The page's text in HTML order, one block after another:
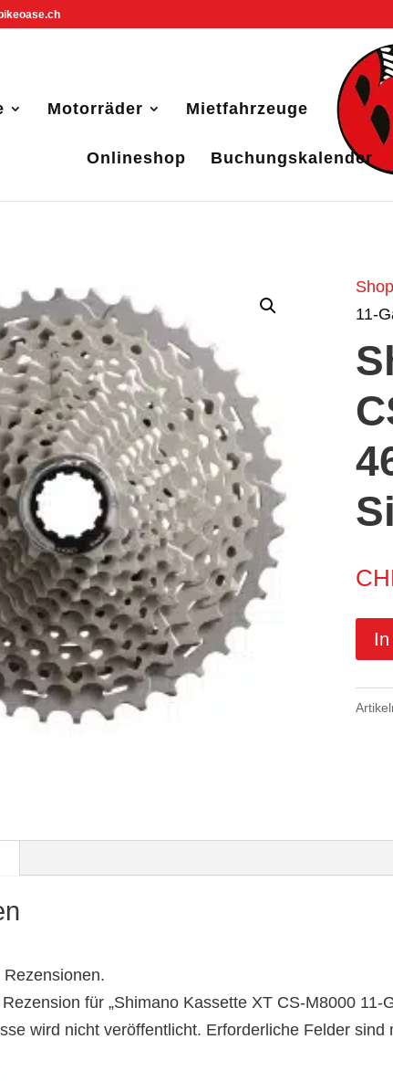
Motorräder Mietfahrzeuge
Onlineshop Buchungskalender
Shop
11-
für „Shimano Kassette XT CS-M8000 11-
wird nicht veröffentlicht. Erforderliche Felder sind